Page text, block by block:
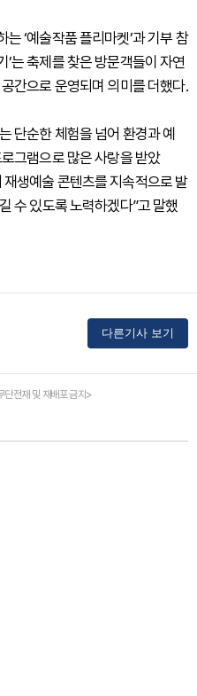
‘예술작품 플리마켓’과 기부 참
’는 축제를 찾은 방문객들이 자연
간으로 운영되며 의미를 더했다.
단순한 체험을 넘어 환경과 예
그램으로 많은 사랑을 받았
생예술 콘텐츠를 지속적으로 발
수 있도록 노력하겠다”고 말했
다른기사 보기
전재 및 재배포 금지>